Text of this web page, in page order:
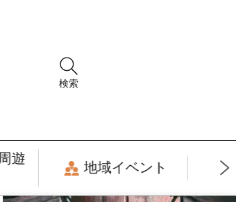
検索
遊
地域イベント